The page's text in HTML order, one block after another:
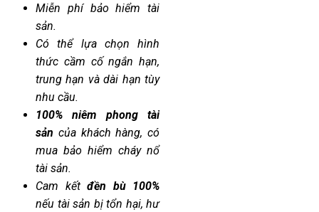
Miễn phí bảo hiểm tài
sản.
Có thể lựa chọn hình
thức cầm cố ngắn hạn,
trung hạn và dài hạn tùy
nhu cầu.
100% niêm phong tài
sản của khách hàng, có
mua bảo hiểm cháy nổ
tài sản.
Cam kết đền bù 100%
nếu tài sản bị tổn hại, hư